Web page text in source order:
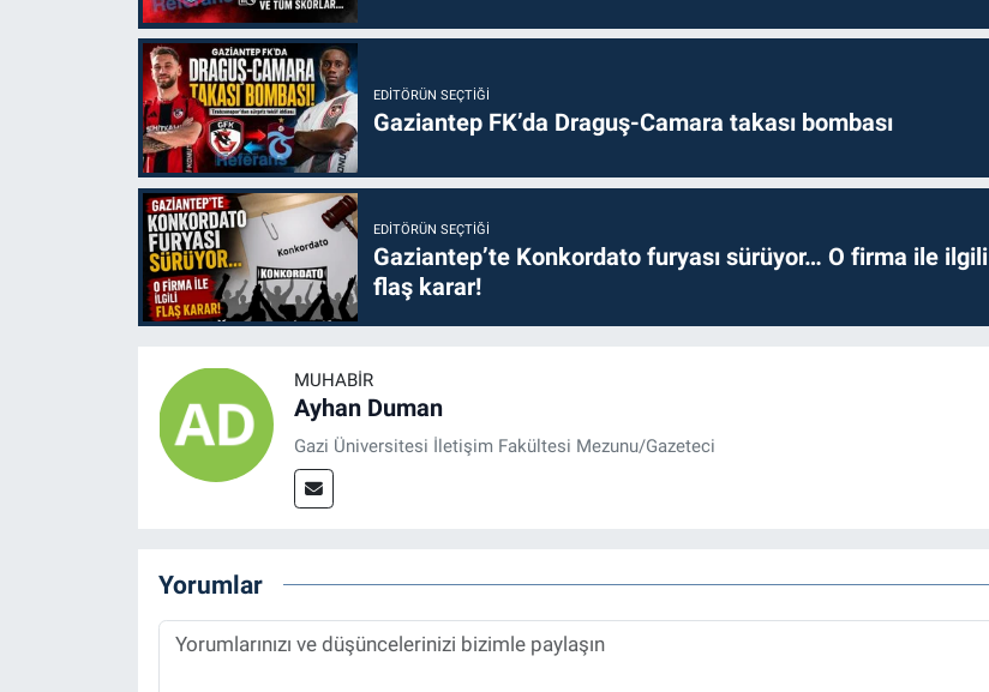
EDITÖRÜN SEÇTIĞI
Gaziantep FK’da Draguş-Camara takası bombası
EDITÖRÜN SEÇTIĞI
Gaziantep’te Konkordato furyası sürüyor… O firma ile ilgili
flaş karar!
MUHABIR
Ayhan Duman
Gazi Üniversitesi İletişim Fakültesi Mezunu/Gazeteci
Yorumlar